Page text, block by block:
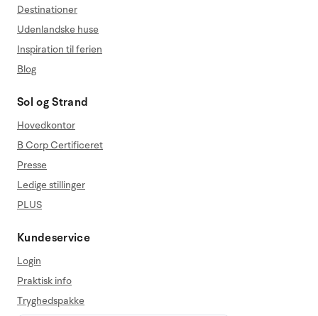
Destinationer
Udenlandske huse
Inspiration til ferien
Blog
Sol og Strand
Hovedkontor
B Corp Certificeret
Presse
Ledige stillinger
PLUS
Kundeservice
Login
Praktisk info
Tryghedspakke